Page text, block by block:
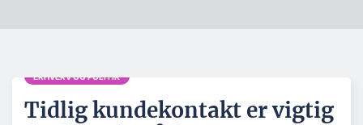
ERHVERV OG POLITIK
Tidlig kundekontakt er vigtig